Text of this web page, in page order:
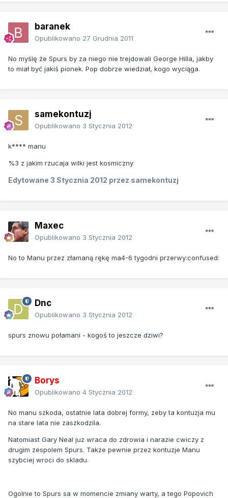
baranek
Opublikowano 27 Grudnia 2011
No myślę że Spurs by za niego nie trejdowali George Hilla, jakby
to miał być jakiś pionek. Pop dobrze wiedział, kogo wyciąga.
samekontuzj
Opublikowano 3 Stycznia 2012
k**** manu
%3 z jakim rzucaja wilki jest kosmiczny
Edytowane 3 Stycznia 2012 przez samekontuzj
Maxec
Opublikowano 3 Stycznia 2012
No to Manu przez złamaną rękę ma4-6 tygodni przerwy:confused:
Dnc
Opublikowano 3 Stycznia 2012
spurs znowu połamani - kogoś to jeszcze dziwi?
Borys
Opublikowano 4 Stycznia 2012
No manu szkoda, ostatnie lata dobrej formy, zeby ta kontuzja mu
na stare lata nie zaszkodzila.
Natomiast Gary Neal juz wraca do zdrowia i narazie cwiczy z
drugim zespolem Spurs. Takze pewnie przez kontuzje Manu
szybciej wroci do skladu.
Ogolnie to Spurs sa w momencie zmiany warty, a tego Popovich